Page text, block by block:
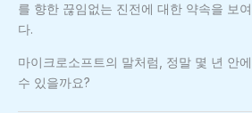
를 향한 끊임없는 진전에 대한 약속을 보
다.
마이크로소프트의 말처럼, 정말 몇 년 안
수 있을까요?